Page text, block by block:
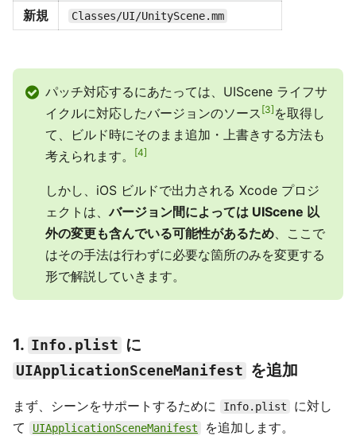
新規 Classes/UI/UnityScene.mm
パッチ対応するにあたっては、UIScene ライフサ
イクルに対応したバージョンのソース 3 を取得し
て、ビルド時にそのまま追加・上書きする方法も
考えられます。
4
しかし、iOS ビルドで出力される Xcode プロジ
ェクトは、バージョン間によっては UIScene 以
外の変更も含んでいる可能性があるため、ここで
はその手法は行わずに必要な箇所のみを変更する
形で解説していきます。
1. Info.plist に
UIApplicationSceneManifest を追加
まず、シーンをサポートするために Info.plist
に対し
て
UIApplicationSceneManifest を追加します。